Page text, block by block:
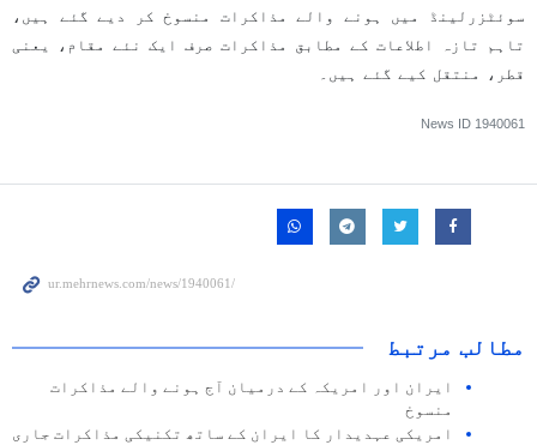
سوئٹزرلینڈ میں ہونے والے مذاکرات منسوخ کر دیے گئے ہیں،
تاہم تازہ اطلاعات کے مطابق مذاکرات صرف ایک نئے مقام، یعنی
قطر، منتقل کیے گئے ہیں۔
News ID 1940061
مطالب مرتبط
ایران اور امریکہ کے درمیان آج ہونے والے مذاکرات
منسوخ
امریکی عہدیدار کا ایران کے ساتھ تکنیکی مذاکرات جاری